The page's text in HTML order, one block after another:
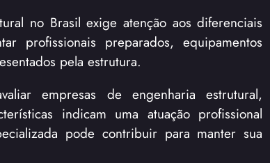
no Brasil exige atenção aos diferenciais
profissionais preparados, equipamentos
pela estrutura.
empresas de engenharia estrutural,
indicam uma atuação profissional
pode contribuir para manter sua